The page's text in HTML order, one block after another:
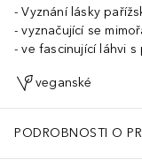
Vyznání lásky
vyznačující se
ve fascinující láhvi s
veganské
PODROBNOSTI O